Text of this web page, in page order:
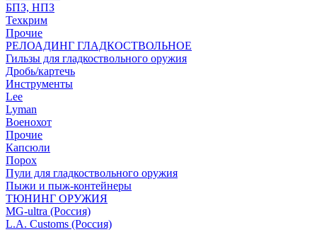
БПЗ, НПЗ
Техкрим
Прочие
РЕЛОАДИНГ ГЛАДКОСТВОЛЬНОЕ
Гильзы для гладкоствольного оружия
Дробь/картечь
Инструменты
Lee
Lyman
Военохот
Прочие
Капсюли
Порох
Пули для гладкоствольного оружия
Пыжи и пыж-контейнеры
ТЮНИНГ ОРУЖИЯ
MG-ultra (Россия)
L.A. Customs (Россия)